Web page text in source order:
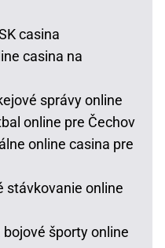
casina
casina na
správy online
online pre Čechov
online casina pre
stávkovanie online
športy online